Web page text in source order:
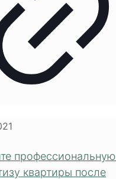
профессиональную
квартиры после